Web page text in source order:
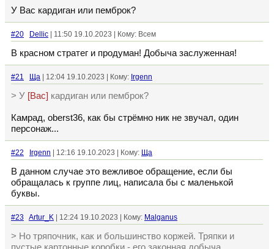
У Вас кардиган или пемброк?
#20 Dellic | 11:50 19.10.2023 | Кому: Всем
В красном стратег и продуман! Добыча заслуженная!
#21 Ща | 12:04 19.10.2023 | Кому: Irgenn
> У [Вас] кардиган или пемброк?
Камрад, oberst36, как бы стрёмно ник не звучал, один
персонаж...
#22 Irgenn | 12:16 19.10.2023 | Кому: Ща
В данном случае это вежливое обращение, если бы
обращалась к группе лиц, написала бы с маленькой
буквы.
#23 Artur_K | 12:24 19.10.2023 | Кому: Malganus
> Но тряпочник, как и большинство коржей. Тряпки и